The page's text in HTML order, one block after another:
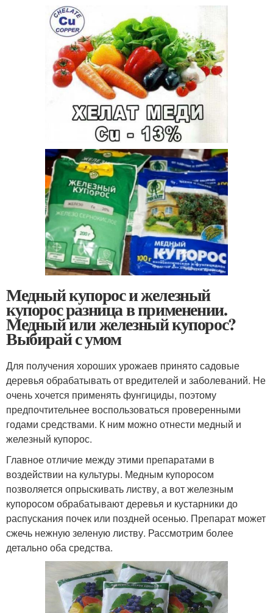
Медный купорос и железный
купорос разница в применении.
Медный или железный купорос?
Выбирай с умом
Для получения хороших урожаев принято садовые
деревья обрабатывать от вредителей и заболеваний. Не
очень хочется применять фунгициды, поэтому
предпочтительнее воспользоваться проверенными
годами средствами. К ним можно отнести медный и
железный купорос.
Главное отличие между этими препаратами в
воздействии на культуры. Медным купоросом
позволяется опрыскивать листву, а вот железным
купоросом обрабатывают деревья и кустарники до
распускания почек или поздней осенью. Препарат может
сжечь нежную зеленую листву. Рассмотрим более
детально оба средства.